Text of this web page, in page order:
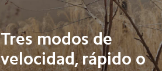
Tres modos de
velocidad, rápido o